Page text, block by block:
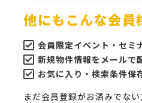
他にもこんな会員
会員限定イベント・セミ
新規物件情報をメールで
お気に入り・検索条件保
まだ会員登録がお済みでな